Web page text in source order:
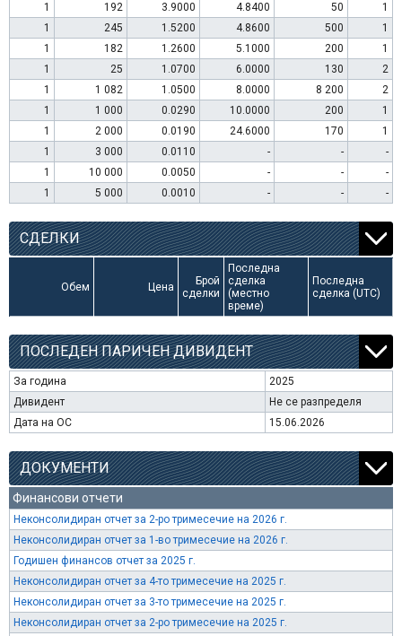
1
192 3.9000 4.8400 50
1
1
245 1.5200 4.8600 500
1
1
182 1.2600 5.1000 200
1
1
25 1.0700 6.0000 130
2
1
1 082 1.0500 8.0000 8 200
2
1
1 000 0.0290 10.0000 200
1
1
2 000 0.0190 24.6000 170
1
1
3 000 0.0110 - -
-
1
10 000 0.0050 - -
-
1
5 000 0.0010 - - -
СДЕЛКИ
Обем Цена
Брой
сделки
Последна
сделка
(местно
време)
Последна
сделка (UTC)
ПОСЛЕДЕН ПАРИЧЕН ДИВИДЕНТ
За година
2025
Дивидент
Не се разпределя
Дата на ОС
15.06.2026
ДОКУМЕНТИ
Финансови отчети
Неконсолидиран отчет за 2-ро тримесечие на 2026 г.
Неконсолидиран отчет за 1-во тримесечие на 2026 г.
Годишен финансов отчет за 2025 г.
Неконсолидиран отчет за 4-то тримесечие на 2025 г.
Неконсолидиран отчет за 3-то тримесечие на 2025 г.
Неконсолидиран отчет за 2-ро тримесечие на 2025 г.